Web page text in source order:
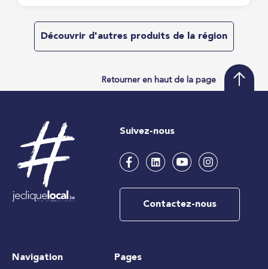
Découvrir d'autres produits de la région
Retourner en haut de la page
Suivez-nous
Contactez-nous
Navigation Pages